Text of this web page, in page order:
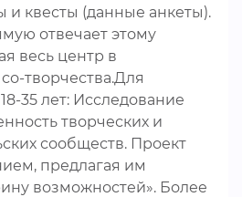
и квесты (данные анкеты).
отвечает этому
весь центр в
творчества.Для
35 лет: Исследование
творческих и
сообществ. Проект
предлагая им
возможностей». Более